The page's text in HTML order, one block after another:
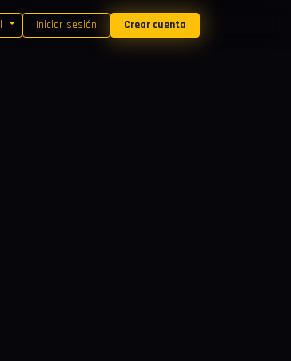
Iniciar sesión Crear cuenta